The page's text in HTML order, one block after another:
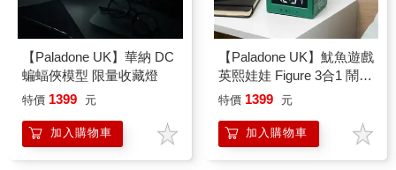
【Paladone UK】華納 DC
蝙蝠俠模型 限量收藏燈
特價 1399 元
加入購物車
【Paladone UK】魷魚遊戲
英熙娃娃 Figure 3合1 鬧鐘
小夜燈
特價 1399 元
加入購物車